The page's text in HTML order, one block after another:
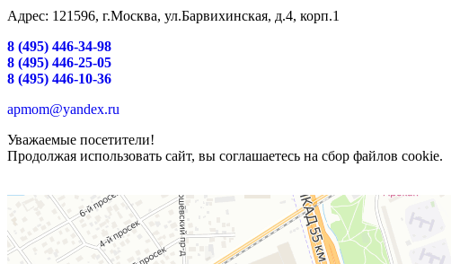
Адрес: 121596, г.Москва, ул.Барвихинская, д.4, корп.1
8 (495) 446-34-98
8 (495) 446-25-05
8 (495) 446-10-36
apmom@yandex.ru
Уважаемые посетители!
Продолжая использовать сайт, вы соглашаетесь на сбор файлов cookie.